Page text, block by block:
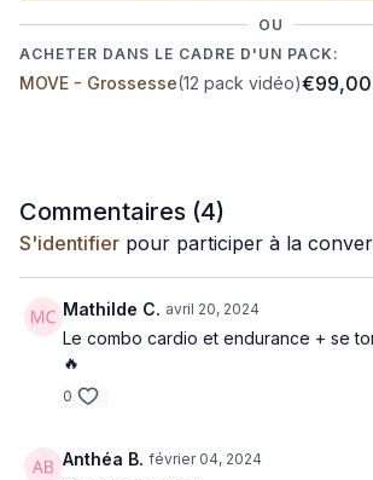
Lance cette playlist sur Deezer
OU
ACHETER DANS LE CADRE D'UN PACK:
MOVE - Grossesse(12 pack vidéo)€99,00
Commentaires (4)
S'identifier pour participer à la
Mathilde C. avril 20, 2024
Le combo cardio et endurance + se
🔥
0
Anthéa B. février 04, 2024